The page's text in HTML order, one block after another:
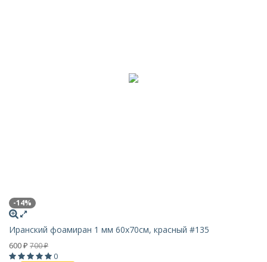
-14%
Иранский фоамиран 1 мм 60х70см, красный #135
600 ₽ 700₽
0